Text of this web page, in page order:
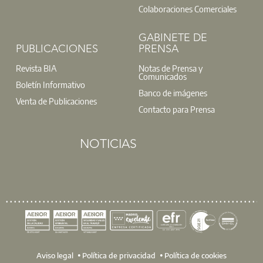
La sesión, que se impartirá mediante
comunicar valor más allá del precio y evitar errores que
Colaboraciones Comerciales
PUBLICACIONES
Revista BIA
Boletín Informativo
Venta de Publicaciones
GABINETE DE
PRENSA
Notas de Prensa y
Comunicados
Banco de imágenes
Contacto para Prensa
NOTICIAS
Aviso legal Política de privacidad
Política de cookies